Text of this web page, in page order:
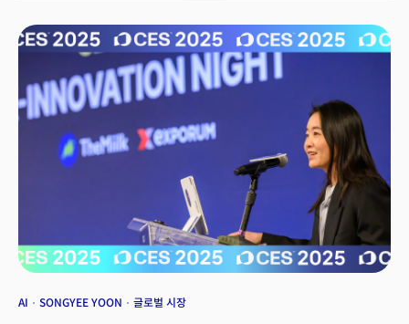
스타트업을 대상으로 엘캠프 실리콘밸리를 진행, 올해 4회를 맞이했다.
1·2회차는 각각 24대1, 16대1의 높은 경쟁률을 기록했으며 3회차부터는
샌프란시스코에 새롭게 설립된 롯데벤처스 미국 오피스에서 프로그램 참여
스타트업과 실리콘밸리 투자자들이 교류하는 IR(기업설명회) 행사도
성황리에 개최했다.
AI SONGYEE YOON 글로벌 시장